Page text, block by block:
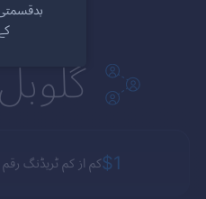
$1کم از کم ٹریڈنگ رقم